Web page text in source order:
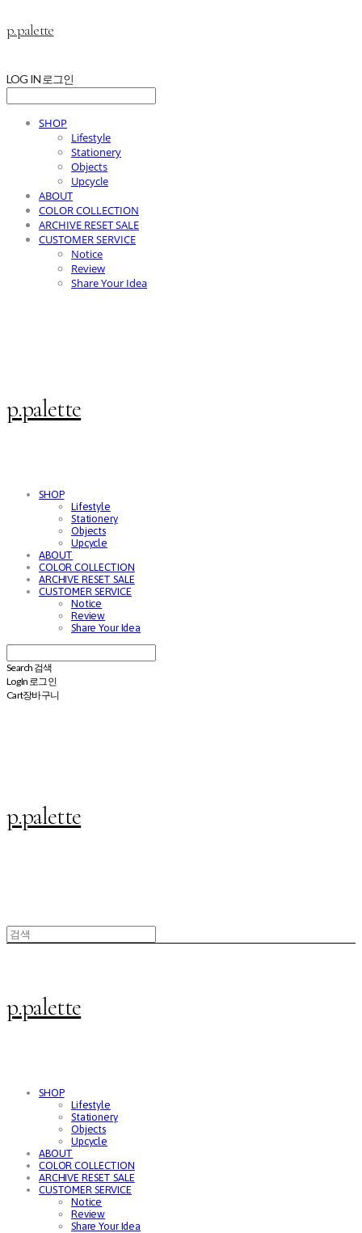
p.palette
LOG IN 로그인
SHOP
Lifestyle
Stationery
Objects
Upcycle
ABOUT
COLOR COLLECTION
ARCHIVE RESET SALE
CUSTOMER SERVICE
Notice
Review
Share Your Idea
p.palette
SHOP
Lifestyle
Stationery
Objects
Upcycle
ABOUT
COLOR COLLECTION
ARCHIVE RESET SALE
CUSTOMER SERVICE
Notice
Review
Share Your Idea
Search 검색
Log In 로그인
Cart장바구니
p.palette
p.palette
SHOP
Lifestyle
Stationery
Objects
Upcycle
ABOUT
COLOR COLLECTION
ARCHIVE RESET SALE
CUSTOMER SERVICE
Notice
Review
Share Your Idea